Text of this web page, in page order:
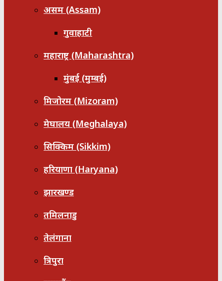
असम (Assam)
गुवाहाटी
महाराष्ट्र (Maharashtra)
मुंबई (मुम्बई)
मिजोरम (Mizoram)
मेघालय (Meghalaya)
सिक्किम (Sikkim)
हरियाणा (Haryana)
झारखण्ड
तमिलनाडु
तेलंगाना
त्रिपुरा